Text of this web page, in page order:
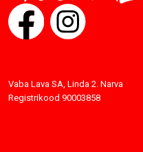
Vaba Lava SA, Linda 2. Narva
Registrikood 90003858